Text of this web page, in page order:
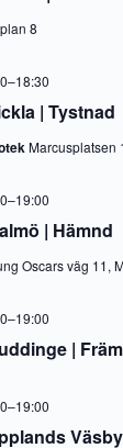
8
| Tystnad
–18:30
Marcusplatsen
| Hämnd
–19:00
Oscars väg 11,
|
–19:00
–19:00